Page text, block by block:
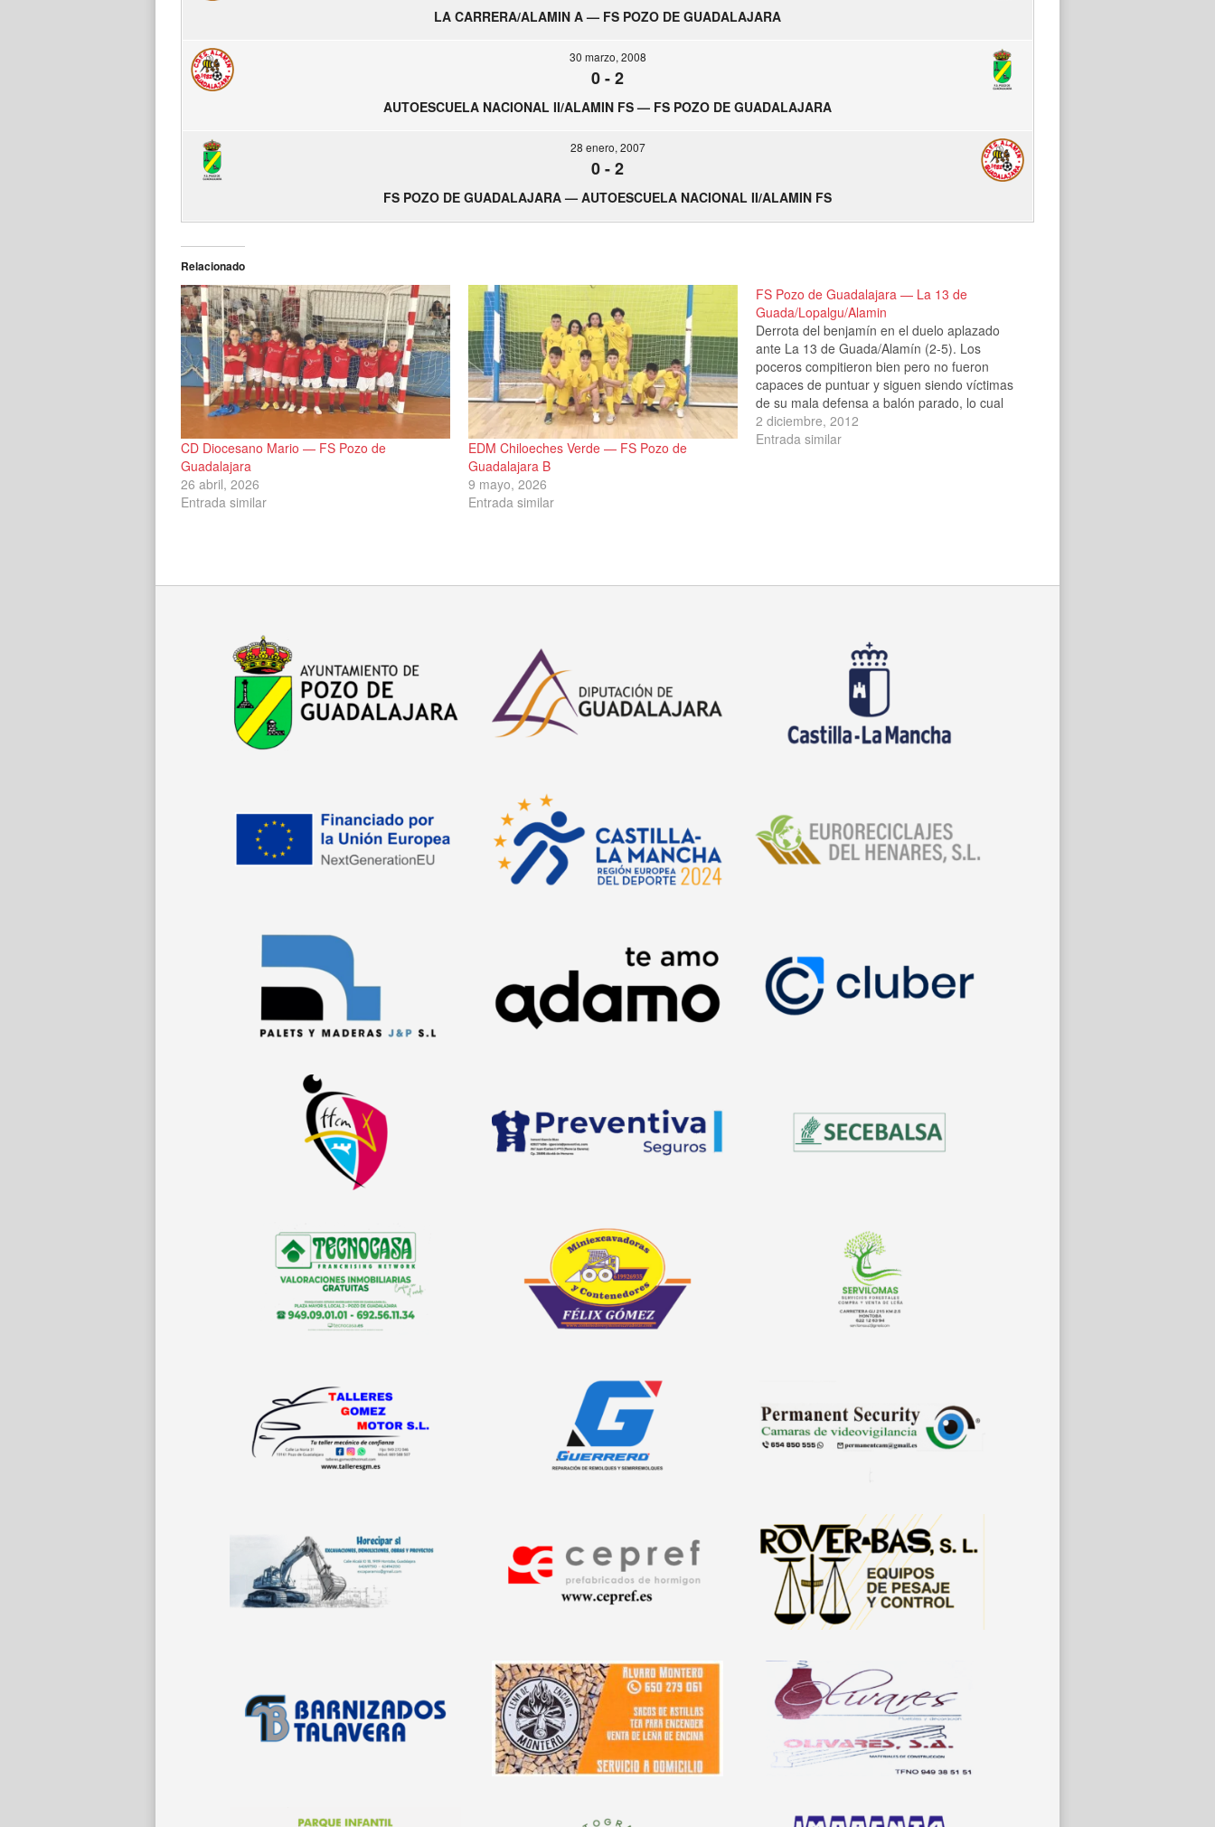
LA CARRERA/ALAMIN A — FS POZO DE GUADALAJARA
30 marzo, 2008
0-2
AUTOESCUELA NACIONAL II/ALAMIN FS — FS POZO DE GUADALAJARA
28 enero, 2007
0-2
FS POZO DE GUADALAJARA — AUTOESCUELA NACIONAL II/ALAMIN FS
Relacionado
CD Diocesano Mario — FS Pozo de
Guadalajara
26 abril, 2026
Entrada similar
EDM Chiloeches Verde — FS Pozo de
Guadalajara B
9 mayo, 2026
Entrada similar
FS Pozo de Guadalajara — La 13 de
Guada/Lopalgu/Alamin
Derrota del benjamín en el duelo aplazado
ante La 13 de Guada/Alamín (2-5). Los
poceros compitieron bien pero no fueron
capaces de puntuar y siguen siendo víctimas
de su mala defensa a balón parado, lo cual
hizo que encajaran la mayoría de los goles de
esta forma. Los rojillos tuvieron…
2 diciembre, 2012
Entrada similar